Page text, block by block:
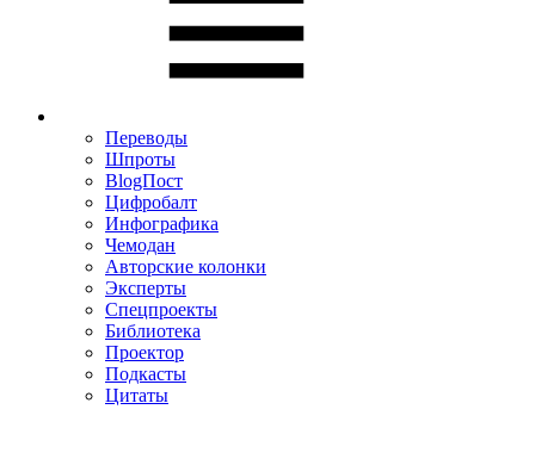
Переводы
Шпроты
BlogПост
Цифробалт
Инфографика
Чемодан
Авторские колонки
Эксперты
Спецпроекты
Библиотека
Проектор
Подкасты
Цитаты